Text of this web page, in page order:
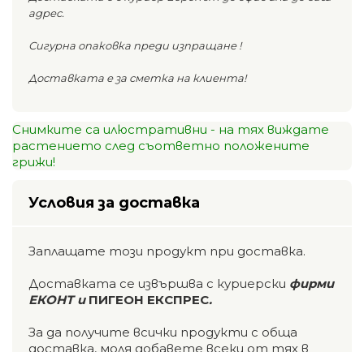
адрес.
Сигурна опаковка преди изпращане !
Доставката е за сметка на клиента!
Снимките са илюстративни - на тях виждате
растението след съответно положените
грижи!
Условия за доставка
Заплащате този продукт при доставка.
Доставката се извършва с куриерски фирми
ЕКОНТ и ПИГЕОН ЕКСПРЕС.
За да получите всички продукти с обща
доставка, моля добавете всеки от тях в